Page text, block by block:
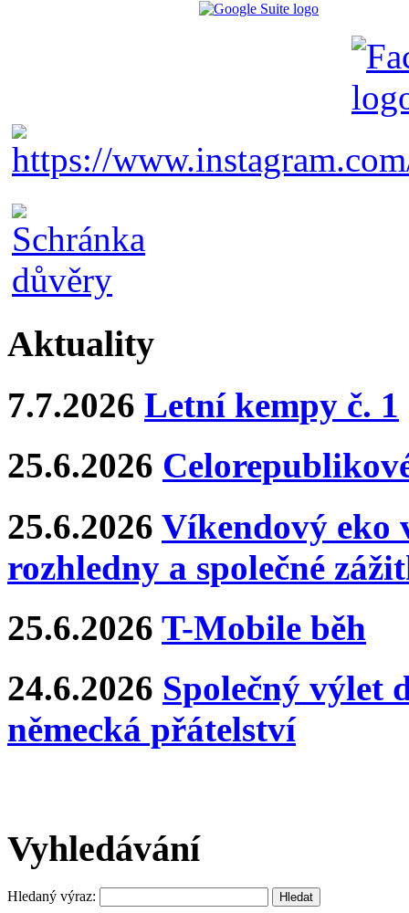
Aktuality
7.7.2026 Letní kempy č. 1
25.6.2026
25.6.2026 Víkendový eko
rozhledny a společné
25.6.2026 T-Mobile běh
24.6.2026 Společný výlet
německá přátelství
Vyhledávání
Hledaný výraz: